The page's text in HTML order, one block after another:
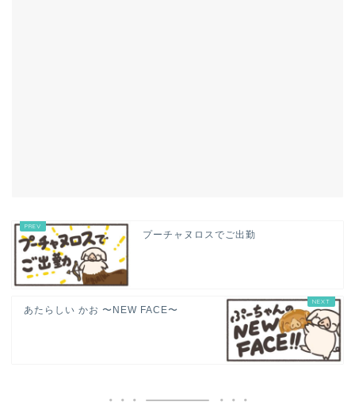
プーチャヌロスでご出勤
あたらしい かお 〜NEW FACE〜